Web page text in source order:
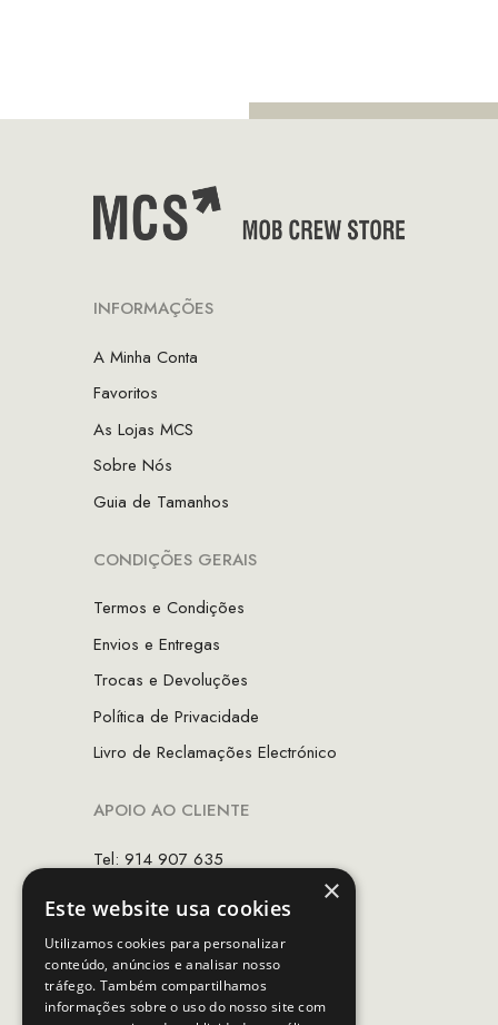
INFORMAÇÕES
A Minha Conta
Favoritos
As Lojas MCS
Sobre Nós
Guia de Tamanhos
CONDIÇÕES GERAIS
Termos e Condições
Envios e Entregas
Trocas e Devoluções
Política de Privacidade
Livro de Reclamações Electrónico
APOIO AO CLIENTE
Tel: 914 907 635
Horário de contacto:
Dias úteis das 10h as 19h
×
Este website usa cookies
Utilizamos cookies para personalizar
conteúdo, anúncios e analisar nosso
tráfego. Também compartilhamos
informações sobre o uso do nosso site com